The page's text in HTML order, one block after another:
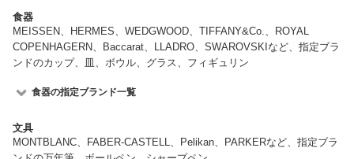
食器
MEISSEN、HERMES、WEDGWOOD、TIFFANY&Co.、ROYAL
COPENHAGERN、Baccarat、LLADRO、SWAROVSKIなど、指定ブラ
ンドのカップ、皿、ボウル、グラス、フィギュリン
食器の指定ブランド一覧
文具
MONTBLANC、FABER-CASTELL、Pelikan、PARKERなど、指定ブラ